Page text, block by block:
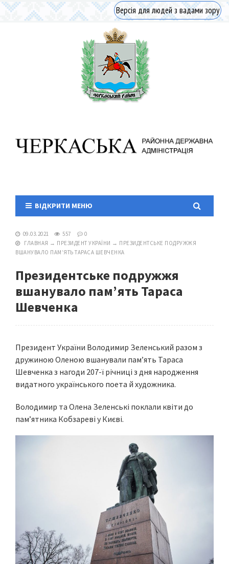
Версія для людей з вадами зору
ВІДКРИТИ МЕНЮ
09.03.2021 557
0
ГЛАВНАЯ → ПРЕЗИДЕНТ УКРАЇНИ → ПРЕЗИДЕНТСЬКЕ ПОДРУЖЖЯ
ВШАНУВАЛО ПАМ’ЯТЬ ТАРАСА ШЕВЧЕНКА
Президентське подружжя
вшанувало пам’ять Тараса
Шевченка
Президент України Володимир Зеленський разом з
дружиною Оленою вшанували пам’ять Тараса
Шевченка з нагоди 207-ї річниці з дня народження
видатного українського поета й художника.
Володимир та Олена Зеленські поклали квіти до
пам’ятника Кобзареві у Києві.